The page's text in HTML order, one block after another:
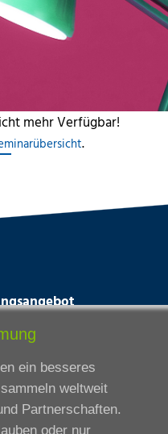
mehr Verfügbar!
.
ein besseres
weltweit
Partnerschaften.
oder nur